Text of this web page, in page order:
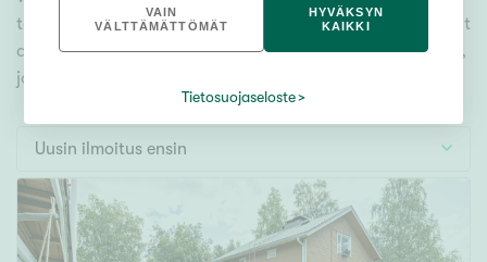
Maa- tai metsätila
Vapaa-ajan asunto
Muut
tärkeimmässä päätöksessä. Katso alta kaikki myytävät
asunnot. Hyödynnä myös kätevää hakutyökaluamme,
jonka avulla löydät omien toiveidesi mukaisen kodin.
Uusin ilmoitus ensin
VAIN
VÄLTTÄMÄTTÖMÄT
HYVÄKSYN
KAIKKI
Tietosuojaseloste